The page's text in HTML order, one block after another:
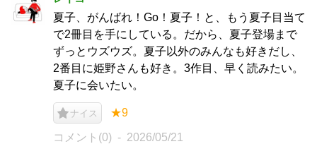
夏子、がんばれ！Go！夏子！と、もう夏子目当て
で2冊目を手にしている。だから、夏子登場まで
ずっとウズウズ。夏子以外のみんなも好きだし、
2番目に姫野さんも好き。3作目、早く読みたい。
夏子に会いたい。
ナイス ★9
コメント(0) 2026/05/21